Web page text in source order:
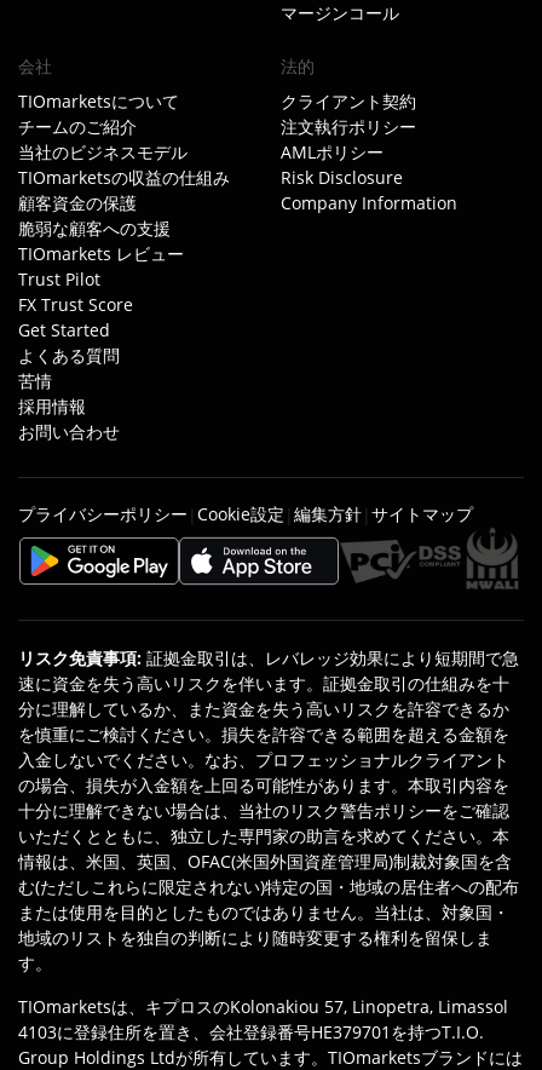
マージンコール
会社
TIOmarketsについて
チームのご紹介
当社のビジネスモデル
TIOmarketsの収益の仕組み
顧客資金の保護
脆弱な顧客への支援
TIOmarkets レビュー
Trust Pilot
FX Trust Score
Get Started
よくある質問
苦情
採用情報
お問い合わせ
法的
クライアント契約
注文執行ポリシー
AMLポリシー
Risk Disclosure
Company Information
プライバシーポリシー | Cookie設定 | 編集方針| サイトマップ
リスク免責事項: 証拠金取引は、レバレッジ効果により短期間で急
速に資金を失う高いリスクを伴います。証拠金取引の仕組みを十
分に理解しているか、また資金を失う高いリスクを許容できるか
を慎重にご検討ください。損失を許容できる範囲を超える金額を
入金しないでください。なお、プロフェッショナルクライアント
の場合、損失が入金額を上回る可能性があります。本取引内容を
十分に理解できない場合は、当社のリスク警告ポリシーをご確認
いただくとともに、独立した専門家の助言を求めてください。本
情報は、米国、英国、OFAC(米国外国資産管理局)制裁対象国を含
む(ただしこれらに限定されない)特定の国・地域の居住者への配布
または使用を目的としたものではありません。当社は、対象国・
地域のリストを独自の判断により随時変更する権利を留保しま
す。
TIOmarketsは、キプロスのKolonakiou 57, Linopetra, Limassol
4103に登録住所を置き、会社登録番号HE379701を持つT.I.O.
Group Holdings Ltdが所有しています。TIOmarketsブランドには